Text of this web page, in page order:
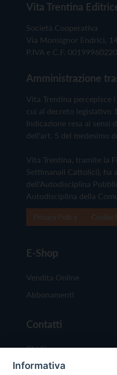
Vita Trentina
Società Cooperativa
Via Monsignor Endrici,
P.IVA e C.F. 00199960220
Amministrazione
Vita Trentina
cui al decreto legislativo
Indicazione resa ai sensi
dell'art. 5 del medesimo
Vita Trentina, tramite la
Settimanali Cattolici), ha
dell'Autodisciplina
Autodisciplina della
E-Shop
Vendita Online
Abbonamenti
Contatti
Chi Siamo
Redazione
Informativa